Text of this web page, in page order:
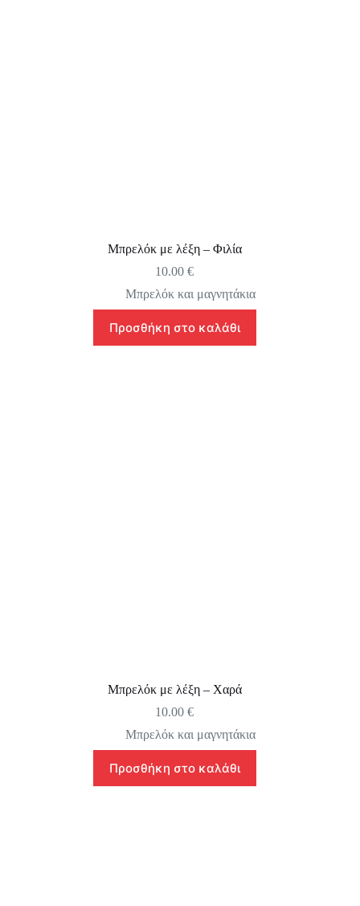
Μπρελόκ με λέξη – Φιλία
10.00€
Μπρελόκ και μαγνητάκια
Προσθήκη στο καλάθι
Μπρελόκ με λέξη – Χαρά
10.00€
Μπρελόκ και μαγνητάκια
Προσθήκη στο καλάθι